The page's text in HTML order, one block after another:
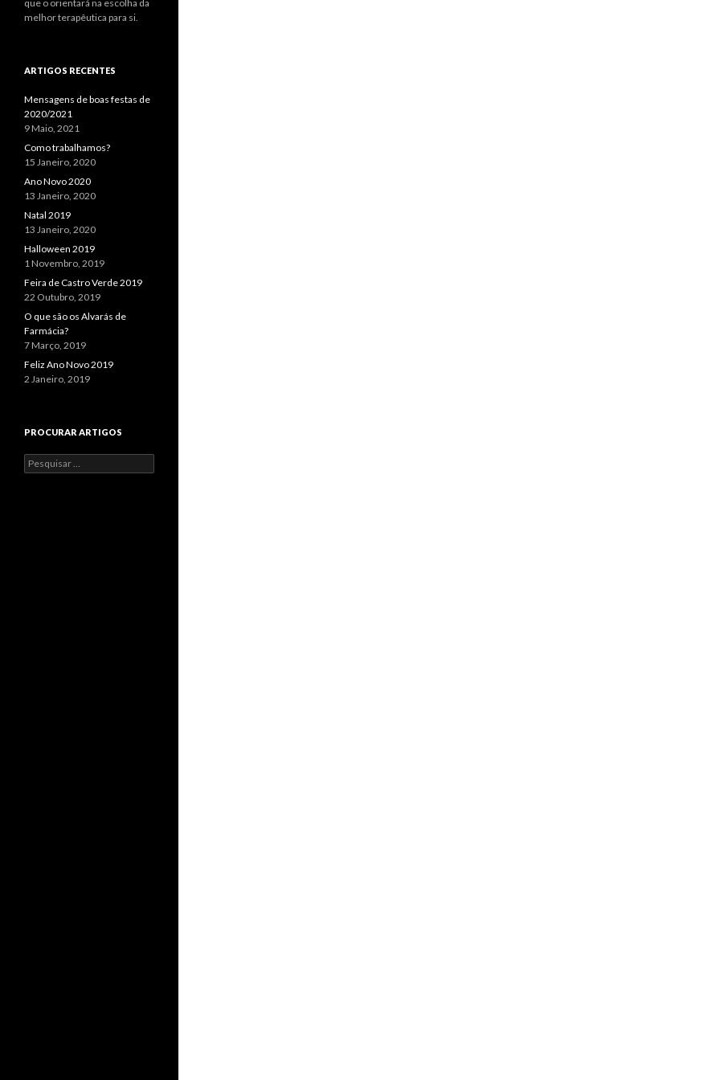
que o orientará na escolha da
melhor terapêutica para si.
ARTIGOS RECENTES
Mensagens de boas festas de
2020/2021
9 Maio, 2021
Como trabalhamos?
15 Janeiro, 2020
Ano Novo 2020
13 Janeiro, 2020
Natal 2019
13 Janeiro, 2020
Halloween 2019
1 Novembro, 2019
Feira de Castro Verde 2019
22 Outubro, 2019
O que são os Alvarás de
Farmácia?
7 Março, 2019
Feliz Ano Novo 2019
2 Janeiro, 2019
PROCURAR ARTIGOS
Pesquisar
por: